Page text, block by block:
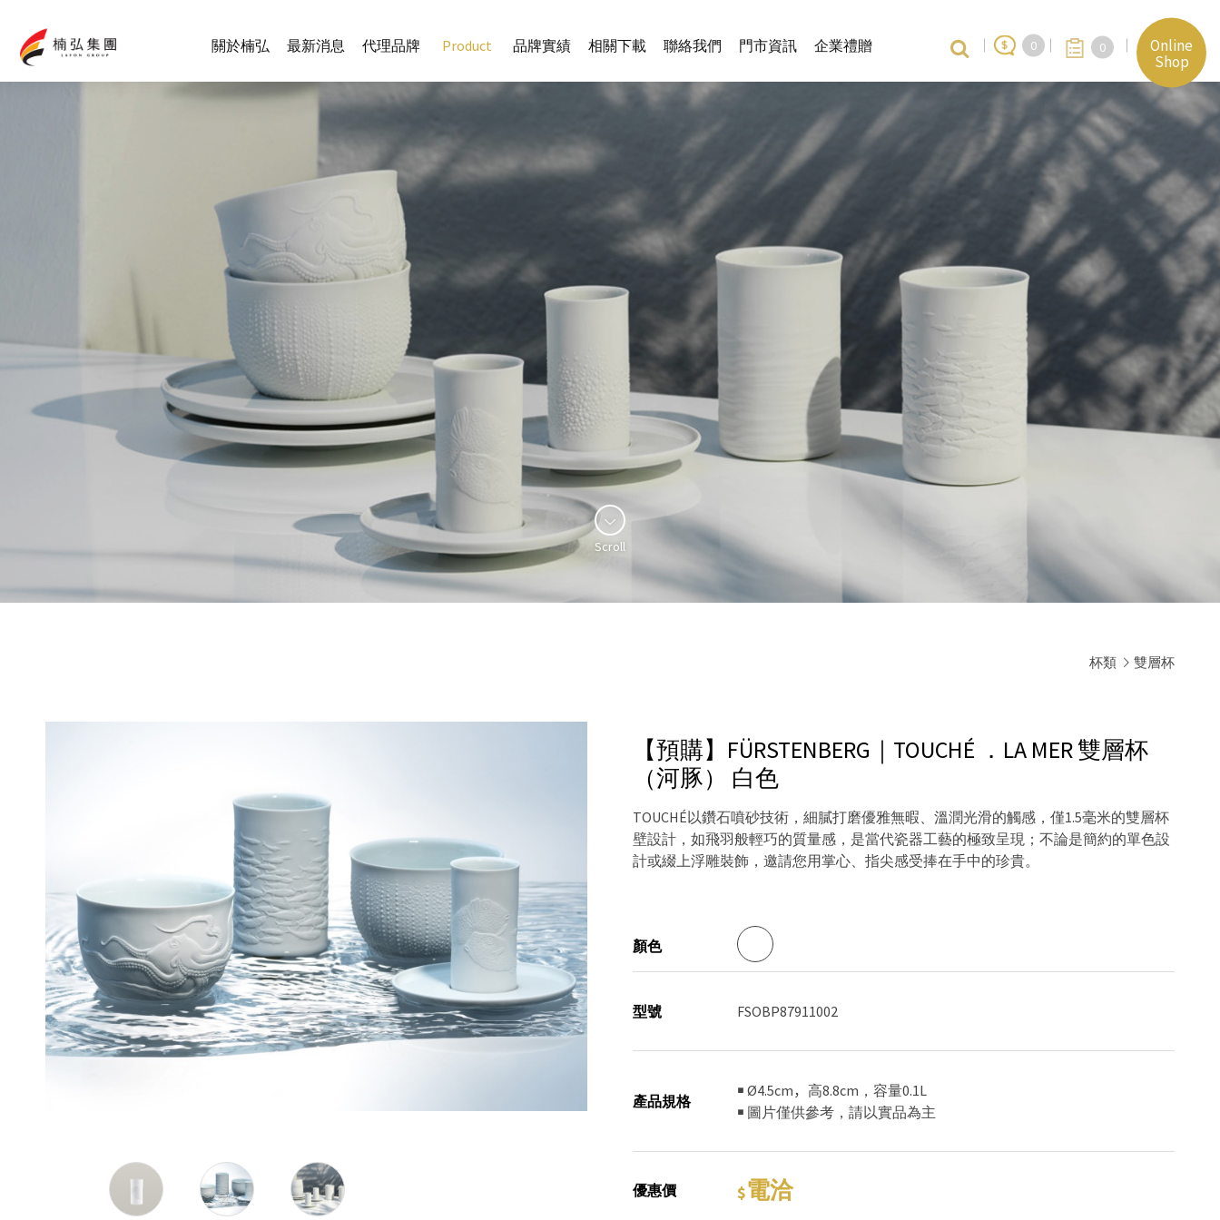
關於楠弘 最新消息 代理品牌 Product 品牌實績 相關下載 聯絡我們 門市資訊 企業禮贈 0 0
Online
Shop
Scroll
杯類 雙層杯
【預購】FÜRSTENBERG｜TOUCHÉ ．LA MER 雙層杯
（河豚） 白色
TOUCHÉ以鑽石噴砂技術，細膩打磨優雅無暇、溫潤光滑的觸感，僅1.5毫米的雙層杯
壁設計，如飛羽般輕巧的質量感，是當代瓷器工藝的極致呈現；不論是簡約的單色設
計或綴上浮雕裝飾，邀請您用掌心、指尖感受捧在手中的珍貴。
顏色
型號 FSOBP87911002
產品規格
￭ Ø4.5cm，高8.8cm，容量0.1L
￭ 圖片僅供參考，請以實品為主
優惠價 電洽